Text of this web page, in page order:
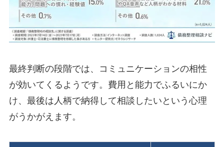
最終判断の段階では、コミュニケーションの相性
が効いてくるようです。費用と能力でふるいにか
け、最後は人柄で納得して相談したいという心理
がうかがえます。